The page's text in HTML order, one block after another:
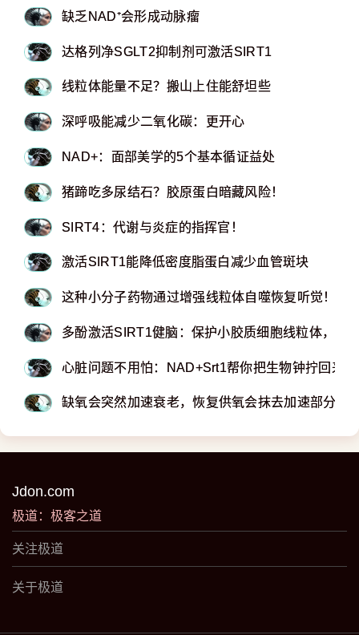
缺乏NAD⁺会形成动脉瘤
达格列净SGLT2抑制剂可激活SIRT1
线粒体能量不足？搬山上住能舒坦些
深呼吸能减少二氧化碳：更开心
NAD+：面部美学的5个基本循证益处
猪蹄吃多尿结石？胶原蛋白暗藏风险！
SIRT4：代谢与炎症的指挥官！
激活SIRT1能降低密度脂蛋白减少血管斑块
这种小分子药物通过增强线粒体自噬恢复听觉！
多酚激活SIRT1健脑：保护小胶质细胞线粒体，预
心脏问题不用怕：NAD+Srt1帮你把生物钟拧回来！
缺氧会突然加速衰老，恢复供氧会抹去加速部分！
Jdon.com
极道：极客之道
关注极道
关于极道